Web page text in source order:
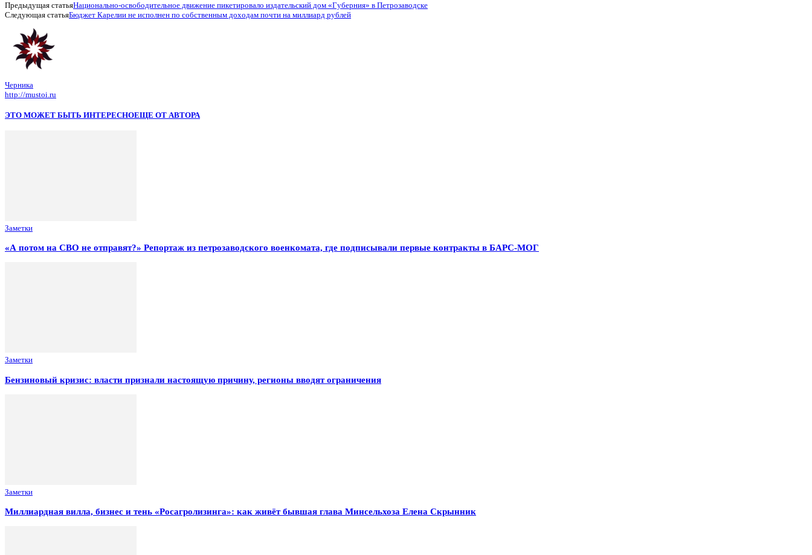
Предыдущая статьяНационально-освободительное движение пикетировало издательский дом «Губерния» в Петрозаводске
Следующая статьяБюджет Карелии не исполнен по собственным доходам почти на миллиард рублей
Черника
http://mustoi.ru
ЭТО МОЖЕТ БЫТЬ ИНТЕРЕСНОЕЩЕ ОТ АВТОРА
Заметки
«А потом на СВО не отправят?» Репортаж из петрозаводского военкомата, где подписывали первые контракты в БАРС-МОГ
Заметки
Бензиновый кризис: власти признали настоящую причину, регионы вводят ограничения
Заметки
Миллиардная вилла, бизнес и тень «Росагролизинга»: как живёт бывшая глава Минсельхоза Елена Скрынник